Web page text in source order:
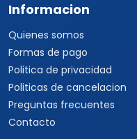
Informacion
Quienes somos
Formas de pago
Politica de privacidad
Politicas de cancelacion
Preguntas frecuentes
Contacto